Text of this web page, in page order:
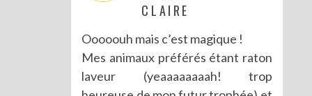
CLAIRE
Ooooouh mais c’est magique !
Mes animaux préférés étant raton
laveur (yeaaaaaaaah! trop